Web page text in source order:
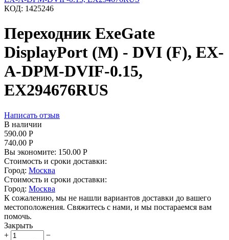
КОД: 1425246
Переходник ExeGate
DisplayPort (M) - DVI (F), EX-
A-DPM-DVIF-0.15,
EX294676RUS
Написать отзыв
В наличии
590.00 Р
740.00 Р
Вы экономите: 150.00 Р
Стоимость и сроки доставки:
Город: Москва
Стоимость и сроки доставки:
Город: Москва
К сожалению, мы не нашли вариантов доставки до вашего
местоположения. Свяжитесь с нами, и мы постараемся вам
помочь.
Закрыть
+
−